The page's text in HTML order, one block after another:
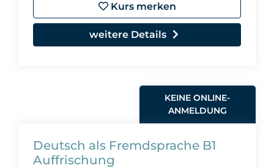
Kurs merken
weitere Details
KEINE ONLINE-
ANMELDUNG
Deutsch als Fremdsprache B1
Auffrischung